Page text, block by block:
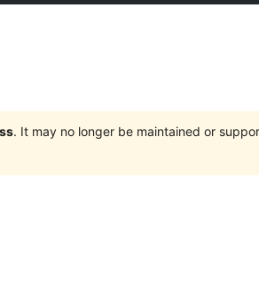
. It may no longer be maintained or